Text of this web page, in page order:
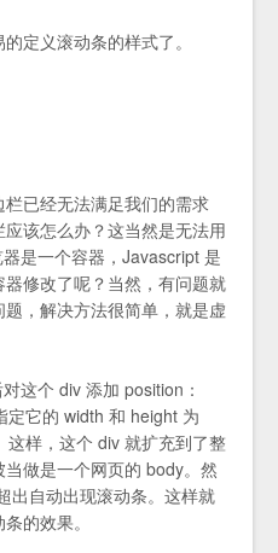
定义滚动条的样式了。
已经无法满足我们的需求
该怎么办？这当然是无法用
是一个容器，Javascript 是
修改了呢？当然，有问题就
，解决方法很简单，就是虚
这个 div 添加 position：
它的 width 和 height 为
样，这个 div 就扩充到了整
做是一个网页的 body。然
出自动出现滚动条。这样就
的效果。